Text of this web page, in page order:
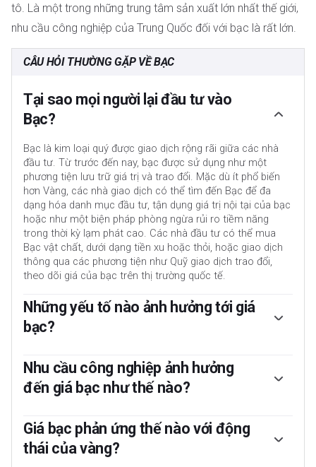
tô. Là một trong những trung tâm sản xuất lớn nhất thế giới,
nhu cầu công nghiệp của Trung Quốc đối với bạc là rất lớn.
CÂU HỎI THƯỜNG GẶP VỀ BẠC
Tại sao mọi người lại đầu tư vào
Bạc?
Bạc là kim loại quý được giao dịch rộng rãi giữa các nhà
đầu tư. Từ trước đến nay, bạc được sử dụng như một
phương tiện lưu trữ giá trị và trao đổi. Mặc dù ít phổ biến
hơn Vàng, các nhà giao dịch có thể tìm đến Bạc để đa
dạng hóa danh mục đầu tư, tận dụng giá trị nội tại của bạc
hoặc như một biện pháp phòng ngừa rủi ro tiềm năng
trong thời kỳ lạm phát cao. Các nhà đầu tư có thể mua
Bạc vật chất, dưới dạng tiền xu hoặc thỏi, hoặc giao dịch
thông qua các phương tiện như Quỹ giao dịch trao đổi,
theo dõi giá của bạc trên thị trường quốc tế.
Những yếu tố nào ảnh hưởng tới giá
bạc?
ổn địa chính trị hoặc lo ngại về suy thoái kinh tế sâu có
thể khiến giá bạc tăng do vai trò tài sản trú ẩn an toàn,
mặc dù mức độ ảnh hưởng thấp hơn so với vàng. Là một
lãi suất giảm. Biến động của nó cũng phụ thuộc vào diễn
biến của đồng đô la Mỹ (USD) vì bạc được định giá theo
đồng tiền này (XAG/USD). Đồng đô la mạnh có xu hướng
Nhu cầu công nghiệp ảnh hưởng
đến giá bạc như thế nào?
trong các lĩnh vực như điện tử hoặc năng lượng mặt trời,
do độ dẫn điện cao nhất trong số các kim loại – thậm chí
hơn cả đồng và vàng. Sự gia tăng nhu cầu có thể đẩy giá
Giá bạc phản ứng thế nào với động
thái của vàng?